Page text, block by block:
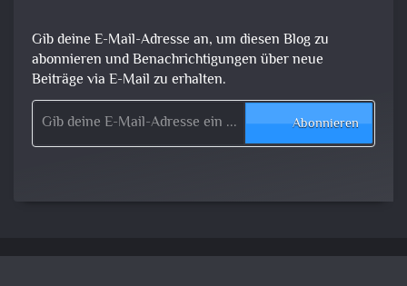
Gib deine E-Mail-Adresse an, um diesen Blog zu
abonnieren und Benachrichtigungen über neue
Beiträge via E-Mail zu erhalten.
Gib deine E-Mail-Adresse ein ...
Abonnieren